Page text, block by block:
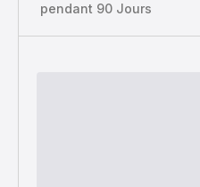
pendant 90 Jours